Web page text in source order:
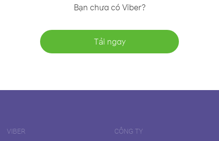
Bạn chưa có Viber?
Tải ngay
VIBER CÔNG TY